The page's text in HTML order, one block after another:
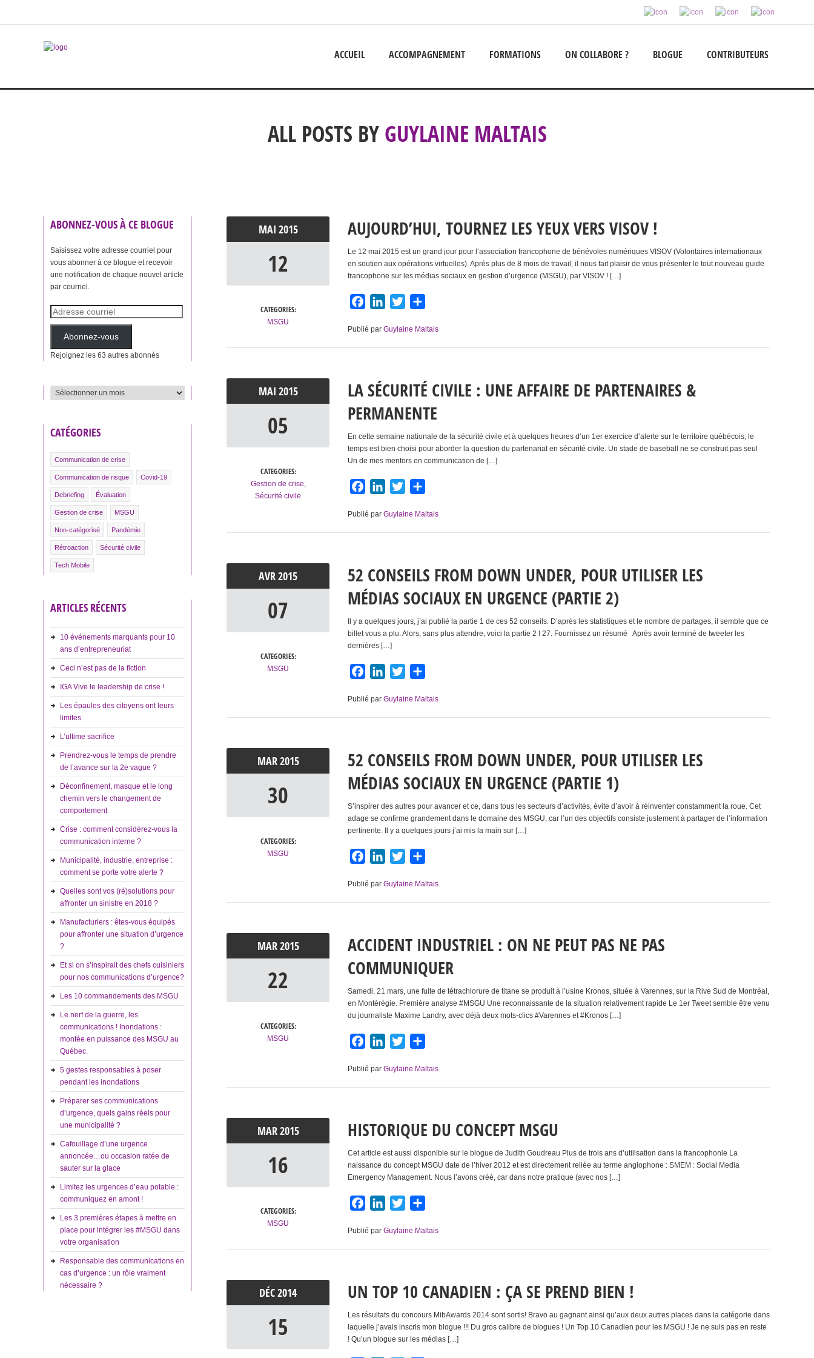
ACCUEIL ACCOMPAGNEMENT FORMATIONS ON COLLABORE ? BLOGUE CONTRIBUTEURS
ALL POSTS BY GUYLAINE MALTAIS
ABONNEZ-VOUS À CE BLOGUE
Saisissez votre adresse courriel pour
vous abonner à ce blogue et recevoir
une notification de chaque nouvel article
par courriel.
Adresse
courriel
Abonnez-vous
Rejoignez les 63 autres abonnés
ARCHIVES
CATÉGORIES
Communication de crise
Communication de risque Covid-19
Debriefing Évaluation
Gestion de crise MSGU
Non-catégorisé Pandémie
Rétroaction Sécurité civile
Tech Mobile
ARTICLES RÉCENTS
10 événements marquants pour 10
ans d’entrepreneuriat
Ceci n’est pas de la fiction
IGA Vive le leadership de crise !
Les épaules des citoyens ont leurs
limites
L’ultime sacrifice
Prendrez-vous le temps de prendre
de l’avance sur la 2e vague ?
Déconfinement, masque et le long
chemin vers le changement de
comportement
Crise : comment considérez-vous la
communication interne ?
Municipalité, industrie, entreprise :
comment se porte votre alerte ?
Quelles sont vos (ré)solutions pour
affronter un sinistre en 2018 ?
Manufacturiers : êtes-vous équipés
pour affronter une situation d’urgence
?
Et si on s’inspirait des chefs cuisiniers
pour nos communications d’urgence?
Les 10 commandements des MSGU
Le nerf de la guerre, les
communications ! Inondations :
montée en puissance des MSGU au
Québec.
5 gestes responsables à poser
pendant les inondations
Préparer ses communications
d’urgence, quels gains réels pour
une municipalité ?
Cafouillage d’une urgence
annoncée…ou occasion ratée de
sauter sur la glace
Limitez les urgences d’eau potable :
communiquez en amont !
Les 3 premières étapes à mettre en
place pour intégrer les #MSGU dans
votre organisation
Responsable des communications en
cas d’urgence : un rôle vraiment
nécessaire ?
MAI 2015
12
CATEGORIES:
MSGU
AUJOURD’HUI, TOURNEZ LES YEUX VERS VISOV !
Le 12 mai 2015 est un grand jour pour l’association francophone de bénévoles numériques VISOV (Volontaires internationaux
en soutien aux opérations virtuelles). Après plus de 8 mois de travail, il nous fait plaisir de vous présenter le tout nouveau guide
francophone sur les médias sociaux en gestion d’urgence (MSGU), par VISOV ! […]
FacebookLinkedIn
Twitter
Publié parGuylaine Maltais
MAI 2015
05
CATEGORIES:
Gestion de crise,
Sécurité civile
LA SÉCURITÉ CIVILE : UNE AFFAIRE DE PARTENAIRES &
PERMANENTE
En cette semaine nationale de la sécurité civile et à quelques heures d’un 1er exercice d’alerte sur le territoire québécois, le
temps est bien choisi pour aborder la question du partenariat en sécurité civile. Un stade de baseball ne se construit pas seul
Un de mes mentors en communication de […]
FacebookLinkedIn
Twitter
Publié parGuylaine Maltais
AVR2015
07
CATEGORIES:
MSGU
52 CONSEILS FROM DOWN UNDER, POUR UTILISER LES
MÉDIAS SOCIAUX EN URGENCE (PARTIE 2)
Il y a quelques jours, j’ai publié la partie 1 de ces 52 conseils. D’après les statistiques et le nombre de partages, il semble que ce
billet vous a plu. Alors, sans plus attendre, voici la partie 2 ! 27. Fournissez un résumé Après avoir terminé de tweeter les
dernières […]
FacebookLinkedIn
Twitter
Publié parGuylaine Maltais
MAR2015
30
CATEGORIES:
MSGU
52 CONSEILS FROM DOWN UNDER, POUR UTILISER LES
MÉDIAS SOCIAUX EN URGENCE (PARTIE 1)
S’inspirer des autres pour avancer et ce, dans tous les secteurs d’activités, évite d’avoir à réinventer constamment la roue. Cet
adage se confirme grandement dans le domaine des MSGU, car l’un des objectifs consiste justement à partager de l’information
pertinente. Il y a quelques jours j’ai mis la main sur […]
FacebookLinkedIn
Twitter
Publié parGuylaine Maltais
MAR2015
22
CATEGORIES:
MSGU
ACCIDENT INDUSTRIEL : ON NE PEUT PAS NE PAS
COMMUNIQUER
Samedi, 21 mars, une fuite de tétrachlorure de titane se produit à l’usine Kronos, située à Varennes, sur la Rive Sud de Montréal,
en Montérégie. Première analyse #MSGU Une reconnaissante de la situation relativement rapide Le 1er Tweet semble être venu
du journaliste Maxime Landry, avec déjà deux mots-clics #Varennes et #Kronos […]
FacebookLinkedIn
Twitter
Publié parGuylaine Maltais
MAR2015
16
CATEGORIES:
MSGU
HISTORIQUE DU CONCEPT MSGU
Cet article est aussi disponible sur le blogue de Judith Goudreau Plus de trois ans d’utilisation dans la francophonie La
naissance du concept MSGU date de l’hiver 2012 et est directement reliée au terme anglophone : SMEM : Social Media
Emergency Management. Nous l’avons créé, car dans notre pratique (avec nos […]
FacebookLinkedIn
Twitter
Publié parGuylaine Maltais
DÉC2014
15
UN TOP 10 CANADIEN : ÇA SE PREND BIEN !
Les résultats du concours MibAwards 2014 sont sortis! Bravo au gagnant ainsi qu’aux deux autres places dans la catégorie dans
laquelle j’avais inscris mon blogue !!! Du gros calibre de blogues ! Un Top 10 Canadien pour les MSGU ! Je ne suis pas en reste
! Qu’un blogue sur les médias […]